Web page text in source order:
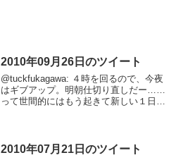
2010年09月26日のツイート
@tuckfukagawa: ４時を回るので、今夜
はギブアップ。明朝仕切り直しだー……
って世間的にはもう起きて新しい１日始
2010年07月21日のツイート